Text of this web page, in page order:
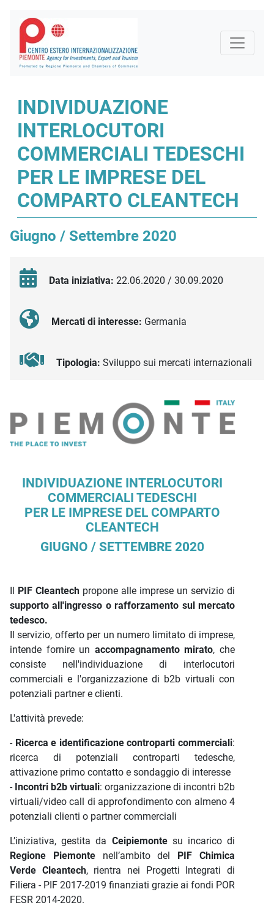
INDIVIDUAZIONE
INTERLOCUTORI
COMMERCIALI TEDESCHI
PER LE IMPRESE DEL
COMPARTO CLEANTECH
Giugno / Settembre 2020
Data iniziativa: 22.06.2020 / 30.09.2020
Mercati di interesse: Germania
Tipologia: Sviluppo sui mercati internazionali
INDIVIDUAZIONE INTERLOCUTORI
COMMERCIALI TEDESCHI
PER LE IMPRESE DEL COMPARTO
CLEANTECH
GIUGNO / SETTEMBRE 2020
PIF Cleantech propone alle imprese un servizio di
supporto all'ingresso o rafforzamento sul mercato
tedesco.
Il servizio, offerto per un numero limitato di imprese,
intende fornire un accompagnamento mirato, che
consiste nell'individuazione di interlocutori
commerciali e l'organizzazione di b2b virtuali con
potenziali partner e clienti.
L'attività prevede:
- Ricerca e identificazione controparti commerciali:
ricerca di potenziali controparti tedesche,
attivazione primo contatto e sondaggio di interesse
- Incontri b2b virtuali: organizzazione di incontri b2b
virtuali/video call di approfondimento con almeno 4
potenziali clienti o partner commerciali
L’iniziativa, gestita da Ceipiemontesu incarico di
Regione Piemontenell’ambito del PI F Chimica
Verde Cleantech, rientra nei Progetti Integrati di
Filiera - PIF 2017-2019 finanziati grazie ai fondi POR
FESR 2014-2020.